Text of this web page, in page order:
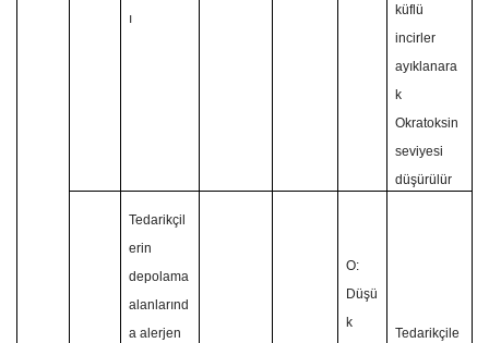
ı
küflü
incirler
ayıklanara
k
Okratoksin
seviyesi
düşürülür
Tedarikçil
erin
depolama
alanlarınd
a alerjen
O:
Düşü
k
Tedarikçile